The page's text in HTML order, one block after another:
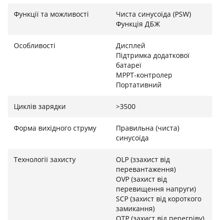
синусоїда
Завдяки генерації струму з чистою синусоїдою,
Bimson Power BP2400PPS є ідеальним та безпечним
джерелом живлення для будь-якої чутливої техніки,
включаючи газові котли, медичне обладнання та
дорогі ігрові станції. Станція оснащена великою
кількістю вихідних інтерфейсів, включаючи силові
Power Delivery та автомобільні виходи. Це дозволяє
одночасно підключати до 12-14 пристроїв,
перетворюючи станцію на головний енергетичний
великого табору.
Мобільність, комфорт та універсальність
Попри величезну потужність, станція має
Функції та можливості
Чиста синусоїда (PSW)
Функція ДБЖ
Особливості
Дисплей
Підтримка додаткової
батареї
MPPT-контролер
Портативний
Циклів зарядки >3500
Форма вихідного струму
Правильна (чиста)
синусоїда
Технології захисту
OLP (ззахист від
перевантаження)
OVP (захист від
перевищення напруги)
SCP (захист від короткого
замикання)
OTP (захист від перегріву)